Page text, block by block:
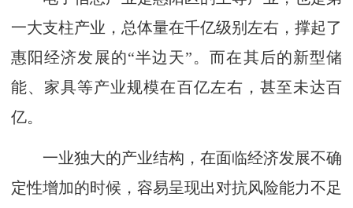
一大支柱产业，总体量在千亿级别左右，撑起了
惠阳经济发展的“半边天”。而在其后的新型储
能、家具等产业规模在百亿左右，甚至未达百
亿。
一业独大的产业结构，在面临经济发展不确
定性增加的时候，容易呈现出对抗风险能力不足